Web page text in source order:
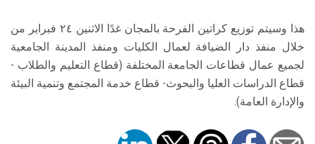
هذا وسيتم توزيع كراتين الفرحة بالمجان غدًا الاثنين ٢٤ فبراير من
خلال منفذ دار الضيافة لعمال الكليات ومنفذ المدينة الجامعية
لجميع عمال قطاعات الجامعة المختلفة (قطاع التعليم والطلاب -
قطاع الدراسات العليا والبحوث- قطاع خدمة المجتمع وتنمية البيئة
والإدارة العامة).